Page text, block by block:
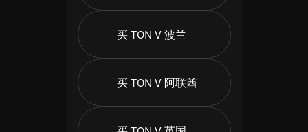
买 TON V 波兰
买 TON V 阿联酋